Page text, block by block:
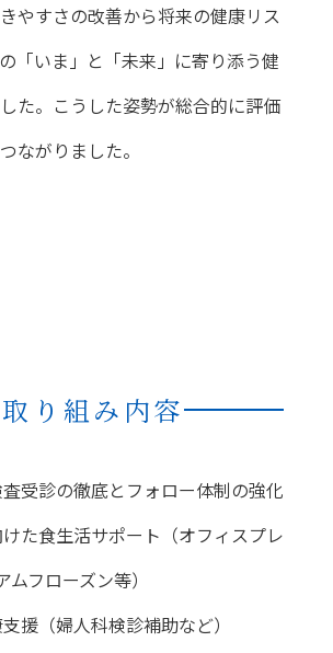
やすさの改善から将来の健康リス
「いま」と「未来」に寄り添う健
た。こうした姿勢が総合的に評価
ながりました。
り組み内容
受診の徹底とフォロー体制の強化
た食生活サポート（オフィスプレ
ムフローズン等）
援（婦人科検診補助など）